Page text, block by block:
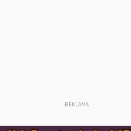
REKLAMA